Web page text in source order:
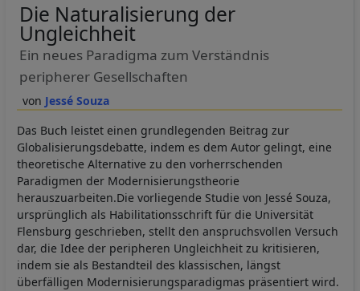
Jessé Souza
Die Naturalisierung der
Ungleichheit
Ein neues Paradigma zum Verständnis
peripherer Gesellschaften
Das Buch leistet einen grundlegenden Beitrag zur
Globalisierungsdebatte, indem es dem Autor gelingt, eine
theoretische Alternative zu den vorherrschenden
Paradigmen der Modernisierungstheorie
herauszuarbeiten.Die vorliegende Studie von Jessé Souza,
ursprünglich als Habilitationsschrift für die Universität
Flensburg geschrieben, stellt den anspruchsvollen Versuch
dar, die Idee der peripheren Ungleichheit zu kritisieren,
indem sie als Bestandteil des klassischen, längst
überfälligen Modernisierungsparadigmas präsentiert wird.